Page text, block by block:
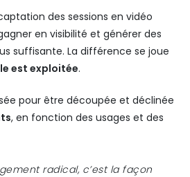
des sessions en vidéo
en visibilité et générer des
suffisante. La différence se joue
est exploitée.
pour être découpée et déclinée
, en fonction des usages et des
radical, c’est la façon